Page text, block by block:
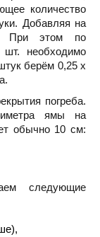
количество
Добавляя на
При этом по
необходимо
берём 0,25 х
погреба.
ямы на
обычно 10 см:
следующие